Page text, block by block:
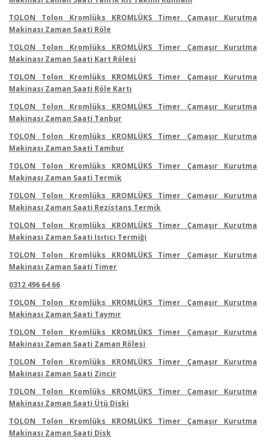
TOLON Tolon Kromlüks KROMLÜKS Timer Çamaşır Kurutma
Makinası Zaman Saati Röle
TOLON Tolon Kromlüks KROMLÜKS Timer Çamaşır Kurutma
Makinası Zaman Saati Kart Rölesi
TOLON Tolon Kromlüks KROMLÜKS Timer Çamaşır Kurutma
Makinası Zaman Saati Röle Kartı
TOLON Tolon Kromlüks KROMLÜKS Timer Çamaşır Kurutma
Makinası Zaman Saati Tanbur
TOLON Tolon Kromlüks KROMLÜKS Timer Çamaşır Kurutma
Makinası Zaman Saati Tambur
TOLON Tolon Kromlüks KROMLÜKS Timer Çamaşır Kurutma
Makinası Zaman Saati Termik
TOLON Tolon Kromlüks KROMLÜKS Timer Çamaşır Kurutma
Makinası Zaman Saati Rezistans Termik
TOLON Tolon Kromlüks KROMLÜKS Timer Çamaşır Kurutma
Makinası Zaman Saati Isıtıcı Termiği
TOLON Tolon Kromlüks KROMLÜKS Timer Çamaşır Kurutma
Makinası Zaman Saati Timer
0312 496 64 66
TOLON Tolon Kromlüks KROMLÜKS Timer Çamaşır Kurutma
Makinası Zaman Saati Taymır
TOLON Tolon Kromlüks KROMLÜKS Timer Çamaşır Kurutma
Makinası Zaman Saati Zaman Rölesi
TOLON Tolon Kromlüks KROMLÜKS Timer Çamaşır Kurutma
Makinası Zaman Saati Zincir
TOLON Tolon Kromlüks KROMLÜKS Timer Çamaşır Kurutma
Makinası Zaman Saati Ütü Diski
TOLON Tolon Kromlüks KROMLÜKS Timer Çamaşır Kurutma
Makinası Zaman Saati Disk